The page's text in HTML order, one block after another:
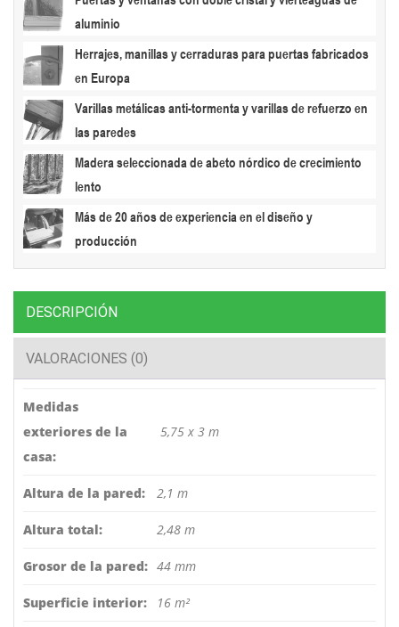
aluminio
Herrajes, manillas y cerraduras para puertas fabricados
en Europa
Varillas metálicas anti-tormenta y varillas de refuerzo en
las paredes
Madera seleccionada de abeto nórdico de crecimiento
lento
Más de 20 años de experiencia en el diseño y
producción
DESCRIPCIÓN
VALORACIONES (0)
Medidas
exteriores de la
casa:
5,75 x 3 m
Altura de la pared: 2,1 m
Altura total: 2,48 m
Grosor de la pared: 44 mm
Superficie interior: 16 m²